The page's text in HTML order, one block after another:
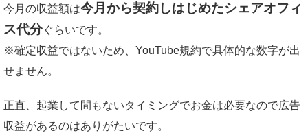
今月の収益額は今月から契約しはじめたシェアオフィ
ス代分ぐらいです。
※確定収益ではないため、YouTube規約で具体的な数字が出
せません。
正直、起業して間もないタイミングでお金は必要なので広告
収益があるのはありがたいです。